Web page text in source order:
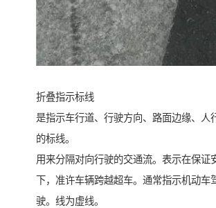
折叠指示标线
是指示车行道、行驶方向、路面边缘、人
的标线。
用来分隔对向行驶的交通流。表示在保证
下，准许车辆跨越超车。通常指示机动车
驶。线为虚线。